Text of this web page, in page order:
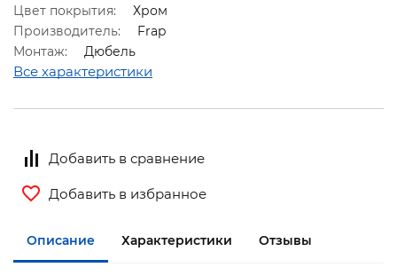
Цвет покрытия:
Хром
Производитель:
Frap
Монтаж:
Дюбель
Все характеристики
Добавить в сравнение
Добавить в избранное
Описание Характеристики Отзывы